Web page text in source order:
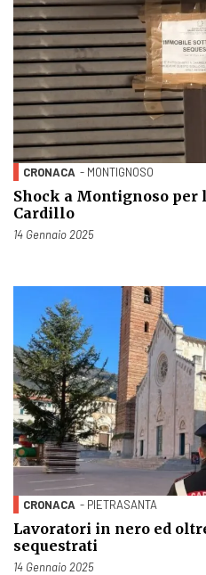
CRONACA - MONTIGNOSO
Shock a Montignoso per
Cardillo
Pubblicato il
14 Gennaio 2025
CRONACA - PIETRASANTA
Lavoratori in nero ed
sequestrati
Pubblicato il
14 Gennaio 2025